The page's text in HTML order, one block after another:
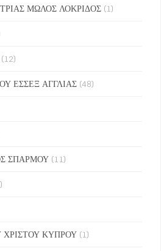
ΜΩΛΟΣ ΛΟΚΡΙΔΟΣ (1)
(12)
ΕΣΣΕΞ ΑΓΓΛΙΑΣ (48)
ΣΠΑΡΜΟΥ (11)
ΚΥΠΡΟΥ (1)